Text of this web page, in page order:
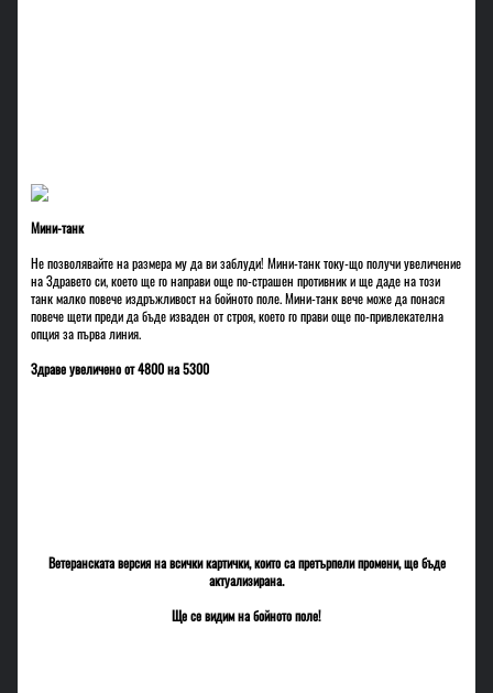
Мини-танк
Не позволявайте на размера му да ви заблуди! Мини-танк току-що получи увеличение
на Здравето си, което ще го направи още по-страшен противник и ще даде на този
танк малко повече издръжливост на бойното поле. Мини-танк вече може да понася
повече щети преди да бъде изваден от строя, което го прави още по-привлекателна
опция за първа линия.
Здраве увеличено от 4800 на 5300
Ветеранската версия на всички картички, които са претърпели промени, ще бъде
актуализирана.
Ще се видим на бойното поле!